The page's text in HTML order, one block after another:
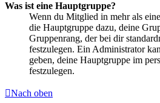
Was ist eine Hauptgruppe?
Wenn du Mitglied in mehr als
die Hauptgruppe dazu, deine
Gruppenrang, der bei dir
festzulegen. Ein Administrator
geben, deine Hauptgruppe im
festzulegen.
Nach oben